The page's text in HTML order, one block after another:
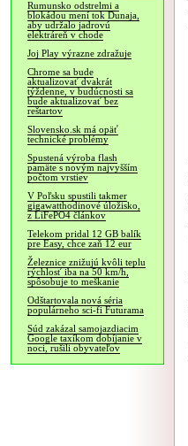
Rumunsko odstrelmi a
blokádou mení tok Dunaja,
aby udržalo jadrovú
elektráreň v chode
Joj Play výrazne zdražuje
Chrome sa bude
aktualizovať dvakrát
týždenne, v budúcnosti sa
bude aktualizovať bez
reštartov
Slovensko.sk má opäť
technické problémy
Spustená výroba flash
pamäte s novým najvyšším
počtom vrstiev
V Poľsku spustili takmer
gigawatthodinové úložisko,
z LiFePO4 článkov
Telekom pridal 12 GB balík
pre Easy, chce zaň 12 eur
Železnice znižujú kvôli teplu
rýchlosť iba na 50 km/h,
spôsobuje to meškanie
Odštartovala nová séria
populárneho sci-fi Futurama
Súd zakázal samojazdiacim
Google taxíkom dobíjanie v
noci, rušili obyvateľov